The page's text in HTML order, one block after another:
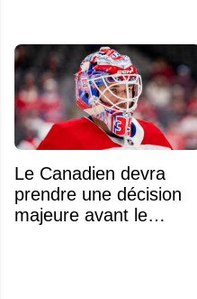
Le Canadien devra
prendre une décision
majeure avant le